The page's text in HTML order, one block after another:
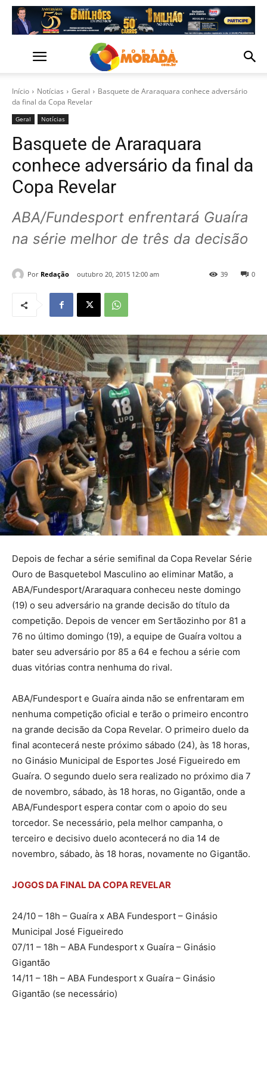
Início Notícias Geral
Basquete de Araraquara conhece adversário
da final da Copa Revelar
Geral Notícias
Basquete de Araraquara
conhece adversário da final da
Copa Revelar
ABA/Fundesport enfrentará Guaíra
na série melhor de três da decisão
Por Redação outubro 20, 2015 12:00 am 0
39
Depois de fechar a série semifinal da Copa Revelar Série
Ouro de Basquetebol Masculino ao eliminar Matão, a
ABA/Fundesport/Araraquara conheceu neste domingo
(19) o seu adversário na grande decisão do título da
competição. Depois de vencer em Sertãozinho por 81 a
76 no último domingo (19), a equipe de Guaíra voltou a
bater seu adversário por 85 a 64 e fechou a série com
duas vitórias contra nenhuma do rival.
ABA/Fundesport e Guaíra ainda não se enfrentaram em
nenhuma competição oficial e terão o primeiro encontro
na grande decisão da Copa Revelar. O primeiro duelo da
final acontecerá neste próximo sábado (24), às 18 horas,
no Ginásio Municipal de Esportes José Figueiredo em
Guaíra. O segundo duelo sera realizado no próximo dia 7
de novembro, sábado, às 18 horas, no Gigantão, onde a
ABA/Fundesport espera contar com o apoio do seu
torcedor. Se necessário, pela melhor campanha, o
terceiro e decisivo duelo acontecerá no dia 14 de
novembro, sábado, às 18 horas, novamente no Gigantão.
JOGOS DA FINAL DA COPA REVELAR
24/10 – 18h – Guaíra x ABA Fundesport – Ginásio
Municipal José Figueiredo
07/11 – 18h – ABA Fundesport x Guaíra – Ginásio
Gigantão
14/11 – 18h – ABA Fundesport x Guaíra – Ginásio
Gigantão (se necessário)